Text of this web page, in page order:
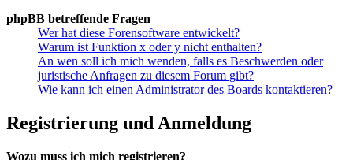
phpBB betreffende Fragen
Wer hat diese Forensoftware entwickelt?
Warum ist Funktion x oder y nicht enthalten?
An wen soll ich mich wenden, falls es Beschwerden oder
juristische Anfragen zu diesem Forum gibt?
Wie kann ich einen Administrator des Boards kontaktieren?
Registrierung und Anmeldung
Wozu muss ich mich registrieren?